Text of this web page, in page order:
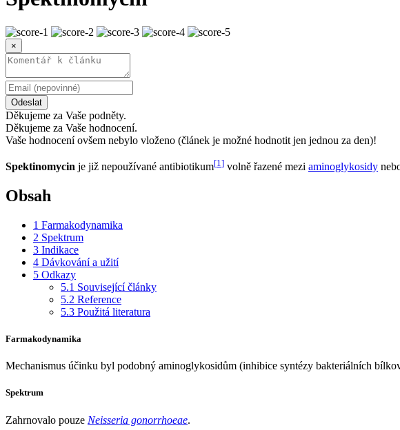
×
Odeslat
Děkujeme za Vaše podněty.
Děkujeme za Vaše hodnocení.
Vaše hodnocení ovšem nebylo vloženo (článek je možné hodnotit jen jednou za den)!
Spektinomycin je již nepoužívané antibiotikum[1 ] volně řazené mezi aminoglykosidy
Obsah
1 Farmakodynamika
2 Spektrum
3 Indikace
4 Dávkování a užití
5 Odkazy
5.1 Související články
5.2 Reference
5.3 Použitá literatura
Farmakodynamika
Mechanismus účinku byl podobný aminoglykosidům (inhibice syntézy bakteriálních
Spektrum
Zahrnovalo pouze Neisseria gonorrhoeae.